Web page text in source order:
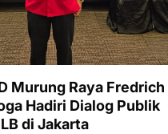
Murung Raya Fredrich
Hadiri Dialog Publik
di Jakarta